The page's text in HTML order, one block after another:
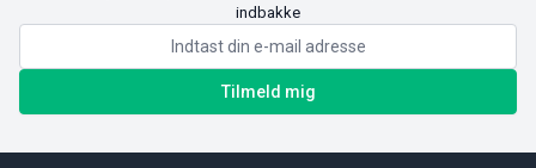
indbakke
Tilmeld mig